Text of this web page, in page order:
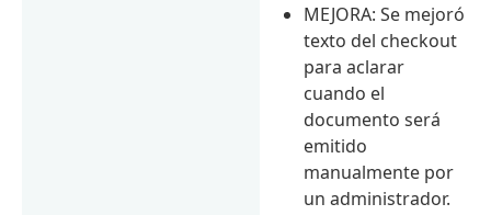
MEJORA: Se mejoró
texto del checkout
para aclarar
cuando el
documento será
emitido
manualmente por
un administrador.